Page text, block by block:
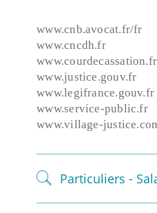
www.cnb.avocat.fr/fr
www.cncdh.fr
www.courdecassation.fr
www.justice.gouv.fr
www.legifrance.gouv.fr
www.service-public.fr
www.village-
Particuliers -